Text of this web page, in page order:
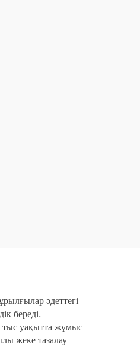
әдеттегі
береді.
тыс уақытта жұмыс
жеке тазалау